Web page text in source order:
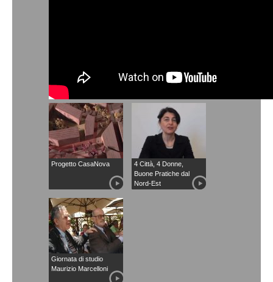
Progetto CasaNova
4 Città, 4 Donne,
Buone Pratiche dal
Nord-Est
Giornata di studio
Maurizio Marcelloni